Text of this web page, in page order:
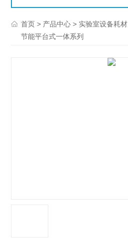
首页 > 产品中心 > 实验室设备耗材
节能平台式一体系列